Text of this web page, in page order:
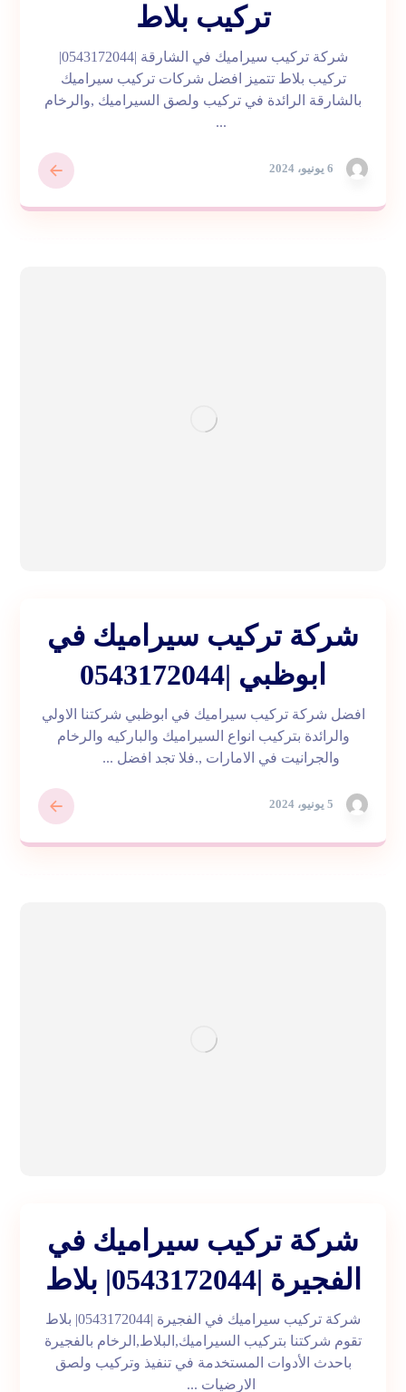
تركيب بلاط
6 يونيو، 2024
شركة تركيب سيراميك في الشارقة |0543172044|
تركيب بلاط تتميز افضل شركات تركيب سيراميك
بالشارقة الرائدة في تركيب ولصق السيراميك ,والرخام
...
شركة تركيب سيراميك في
ابوظبي |0543172044
5 يونيو، 2024
افضل شركة تركيب سيراميك في ابوظبي شركتنا الاولي
والرائدة بتركيب انواع السيراميك والباركيه والرخام
والجرانيت في الامارات ,.فلا تجد افضل ...
شركة تركيب سيراميك في
الفجيرة |0543172044| بلاط
شركة تركيب سيراميك في الفجيرة |0543172044| بلاط
تقوم شركتنا بتركيب السيراميك,البلاط,الرخام بالفجيرة
باحدث الأدوات المستخدمة في تنفيذ وتركيب ولصق
الارضيات ...